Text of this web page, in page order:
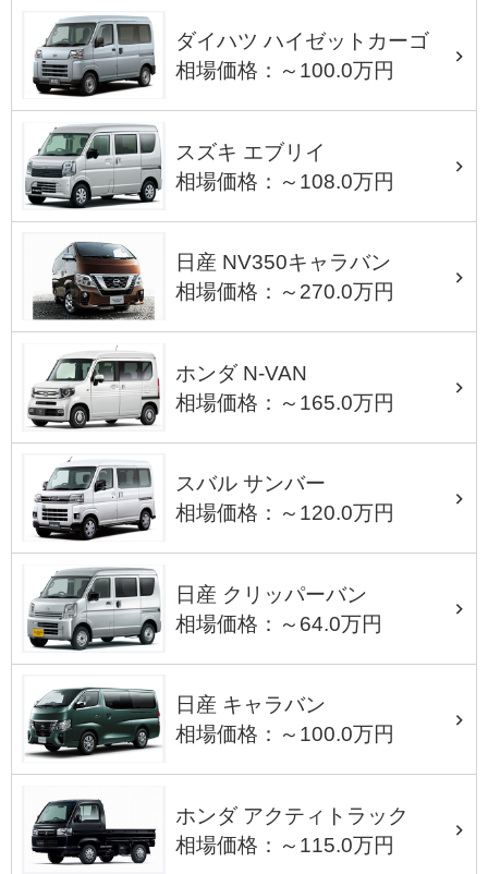
ダイハツ ハイゼットカーゴ
相場価格：～100.0万円
スズキ エブリイ
相場価格：～108.0万円
日産 NV350キャラバン
相場価格：～270.0万円
ホンダ N-VAN
相場価格：～165.0万円
スバル サンバー
相場価格：～120.0万円
日産 クリッパーバン
相場価格：～64.0万円
日産 キャラバン
相場価格：～100.0万円
ホンダ アクティトラック
相場価格：～115.0万円